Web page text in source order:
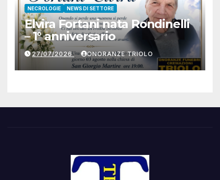
NECROLOGIE NEWS DI SETTORE
Elvira Fortani nata Rondinelli
– 1° anniversario
27/07/2026 ONORANZE TRIOLO